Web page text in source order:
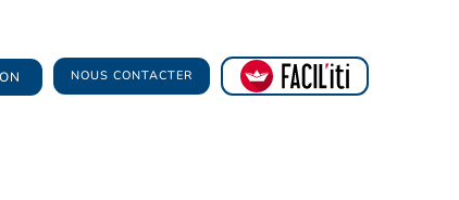
NOUS CONTACTER